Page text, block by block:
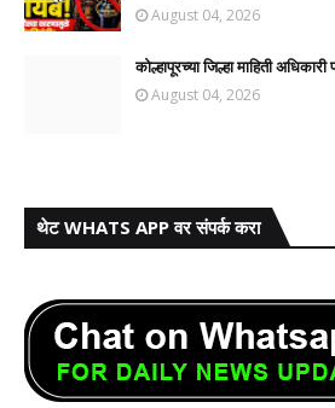
August 04, 2026
कोल्हापूरच्या जिल्हा माहिती अधिकारी
August 04, 2026
थेट WHATS APP वर संपर्क करा